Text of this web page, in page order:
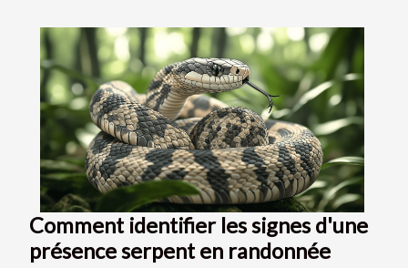
Comment identifier les signes d'une
présence serpent en randonnée